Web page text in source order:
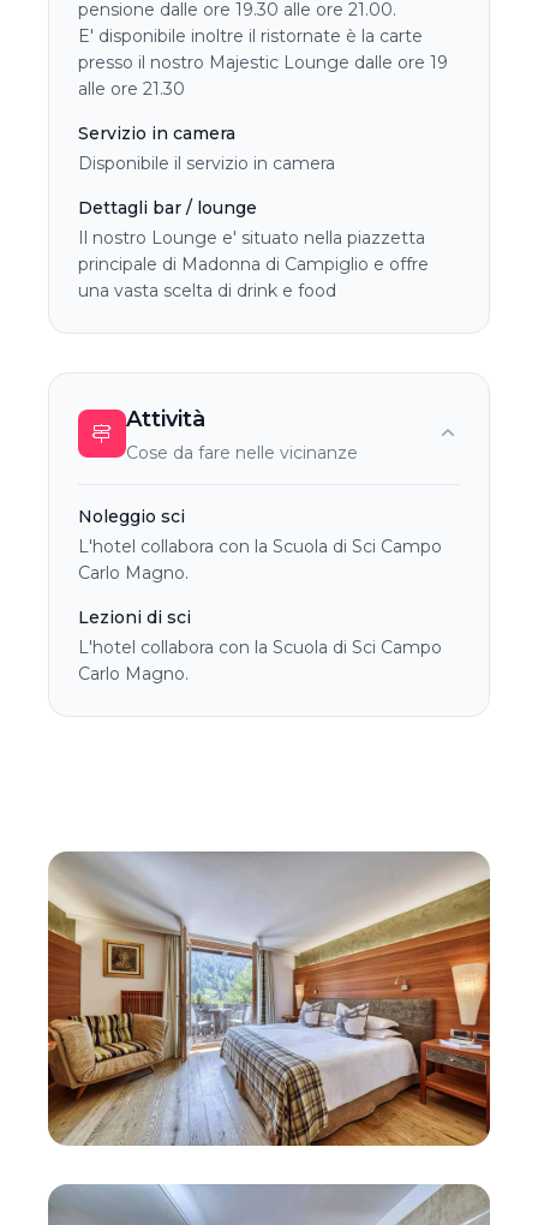
pensione dalle ore 19.30 alle ore 21.00.
E' disponibile inoltre il ristornate è la carte
presso il nostro Majestic Lounge dalle ore 19
alle ore 21.30
Servizio in camera
Disponibile il servizio in camera
Dettagli bar / lounge
Il nostro Lounge e' situato nella piazzetta
principale di Madonna di Campiglio e offre
una vasta scelta di drink e food
Attività
Cose da fare nelle vicinanze
Noleggio sci
L'hotel collabora con la Scuola di Sci Campo
Carlo Magno.
Lezioni di sci
L'hotel collabora con la Scuola di Sci Campo
Carlo Magno.